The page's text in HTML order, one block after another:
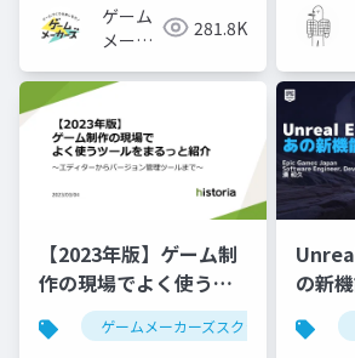
ゲーム
メーカ
281.8K
【2023年版】ゲーム制
作の現場でよく使うツ
ールをまるっと紹介
ゲームメーカーズスクランブル
の新